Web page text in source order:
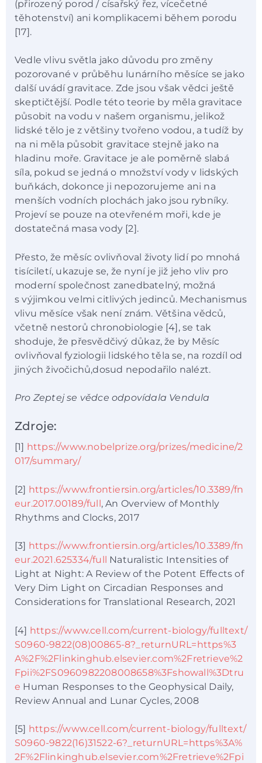
(přirozený porod / císařský řez, vícečetné
těhotenství) ani komplikacemi během porodu
[17].
Vedle vlivu světla jako důvodu pro změny
pozorované v průběhu lunárního měsíce se jako
další uvádí gravitace. Zde jsou však vědci ještě
skeptičtější. Podle této teorie by měla gravitace
působit na vodu v našem organismu, jelikož
lidské tělo je z většiny tvořeno vodou, a tudíž by
na ni měla působit gravitace stejně jako na
hladinu moře. Gravitace je ale poměrně slabá
síla, pokud se jedná o množství vody v lidských
buňkách, dokonce ji nepozorujeme ani na
menších vodních plochách jako jsou rybníky.
Projeví se pouze na otevřeném moři, kde je
dostatečná masa vody [2].
Přesto, že měsíc ovlivňoval životy lidí po mnohá
tisíciletí, ukazuje se, že nyní je již jeho vliv pro
moderní společnost zanedbatelný, možná
s výjimkou velmi citlivých jedinců. Mechanismus
vlivu měsíce však není znám. Většina vědců,
včetně nestorů chronobiologie [4], se tak
shoduje, že přesvědčivý důkaz, že by Měsíc
ovlivňoval fyziologii lidského těla se, na rozdíl od
jiných živočichů,dosud nepodařilo nalézt.
Pro Zeptej se vědce odpovídala Vendula
Zdroje:
[1] https://www.nobelprize.org/prizes/medicine/2
017/summary/
[2] https://www.frontiersin.org/articles/10.3389/fn
eur.2017.00189/full, An Overview of Monthly
Rhythms and Clocks, 2017
[3] https://www.frontiersin.org/articles/10.3389/fn
eur.2021.625334/full
Naturalistic Intensities of
Light at Night: A Review of the Potent Effects of
Very Dim Light on Circadian Responses and
Considerations for Translational Research, 2021
[4] https://www.cell.com/current-biology/fulltext/
S0960-9822(08)00865-8?_returnURL=https%3
A%2F%2Flinkinghub.elsevier.com%2Fretrieve%2
Fpii%2FS0960982208008658%3Fshowall%3Dtru
e Human Responses to the Geophysical Daily,
Review Annual and Lunar Cycles, 2008
[5] https://www.cell.com/current-biology/fulltext/
S0960-9822(16)31522-6?_returnURL=https%3A%
2F%2Flinkinghub.elsevier.com%2Fretrieve%2Fpi